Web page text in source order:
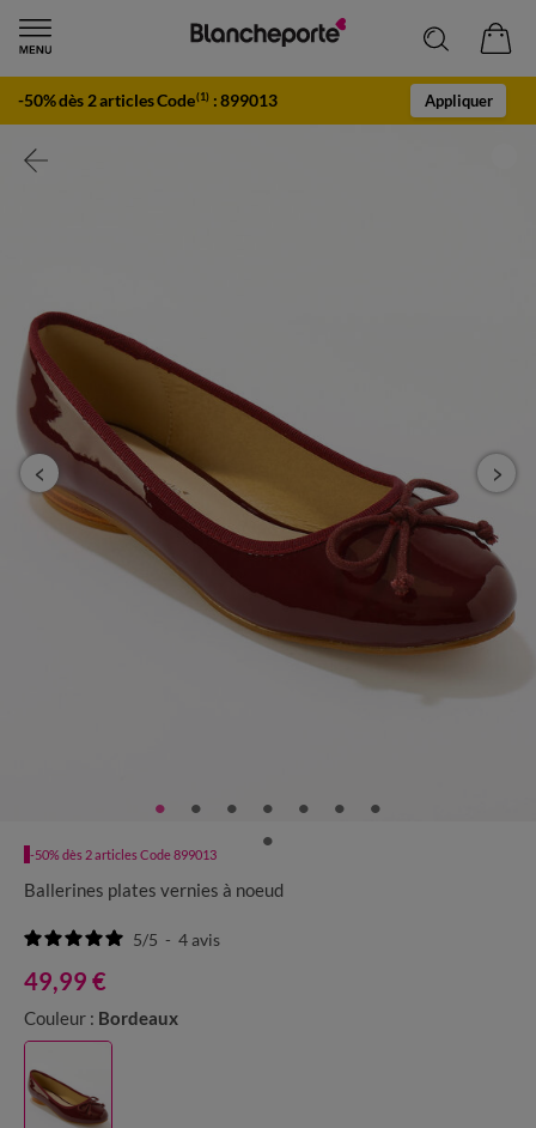
-50% dès 2 articles Code(1) :899013 Appliquer
-50% dès 2 articles Code 899013
Ballerines plates vernies à noeud
5/5 - 4avis
49,99 €
Couleur : Bordeaux